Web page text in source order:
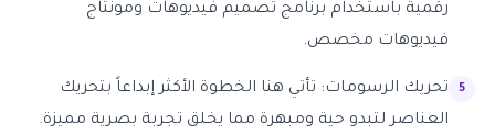
رقمية باستخدام برنامج تصميم فيديوهات ومونتاج
فيديوهات مخصص.
تحريك الرسومات: تأتي هنا الخطوة الأكثر إبداعاً بتحريك
العناصر لتبدو حية ومبهرة مما يخلق تجربة بصرية مميزة.